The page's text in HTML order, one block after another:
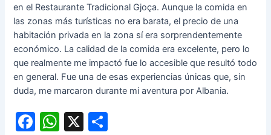
en el Restaurante Tradicional Gjoça. Aunque la comida en
las zonas más turísticas no era barata, el precio de una
habitación privada en la zona sí era sorprendentemente
económico. La calidad de la comida era excelente, pero lo
que realmente me impactó fue lo accesible que resultó todo
en general. Fue una de esas experiencias únicas que, sin
duda, me marcaron durante mi aventura por Albania.
F
W X